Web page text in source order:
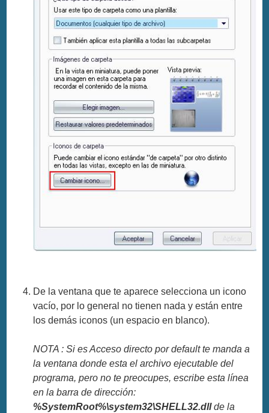
De la ventana que te aparece selecciona un icono
vacío, por lo general no tienen nada y están entre
los demás iconos (un espacio en blanco).
NOTA : Si es Acceso directo por default te manda a
la ventana donde esta el archivo ejecutable del
programa, pero no te preocupes, escribe esta línea
en la barra de dirección:
%SystemRoot%\system32\SHELL32.dllde la